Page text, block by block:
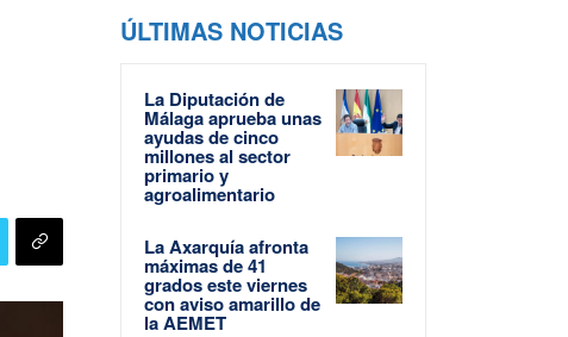
ÚLTIMAS NOTICIAS
La Diputación de
Málaga aprueba unas
ayudas de cinco
millones al sector
primario y
agroalimentario
La Axarquía afronta
máximas de 41
grados este viernes
con aviso amarillo de
la AEMET